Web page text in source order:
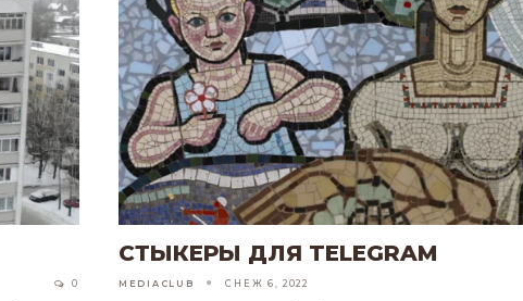
0
СТЫКЕРЫ ДЛЯ TELEGRAM
MEDIACLUB СНЕЖ 6, 2022